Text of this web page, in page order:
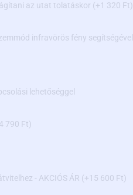
az utat tolatáskor (+1 320 Ft)
infravörös fény segítségével
lehetőséggel
790 Ft)
- AKCIÓS ÁR (+15 600 Ft)